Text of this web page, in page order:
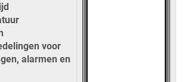
voor
alarmen en